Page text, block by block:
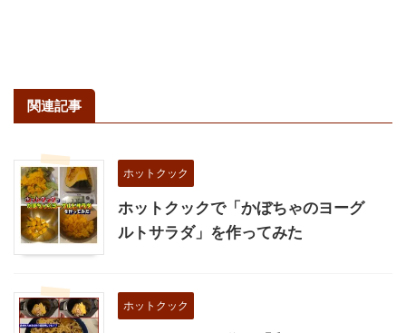
関連記事
ホットクック
ホットクックで「かぼちゃのヨーグ
ルトサラダ」を作ってみた
ホットクック